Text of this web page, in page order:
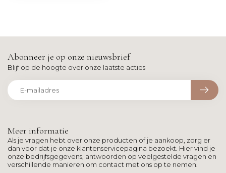
Meer informatie
Als je vragen hebt over onze producten of je aankoop, zorg er
dan voor dat je onze klantenservicepagina bezoekt. Hier vind je
onze bedrijfsgegevens, antwoorden op veelgestelde vragen en
verschillende manieren om contact met ons op te nemen.
Abonneer je op onze nieuwsbrief
Blijf op de hoogte over onze laatste acties